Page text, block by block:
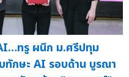
ทรู ผนึก ม.ศรีปทุม
ทักษะ AI รอบด้าน บูรณา